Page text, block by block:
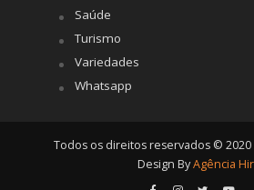
Saúde
Turismo
Variedades
Whatsapp
Todos os direitos reservados ©
Design ByAgência